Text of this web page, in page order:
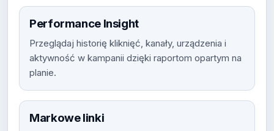
Performance Insight
Przeglądaj historię kliknięć, kanały, urządzenia i
aktywność w kampanii dzięki raportom opartym na
planie.
Markowe linki